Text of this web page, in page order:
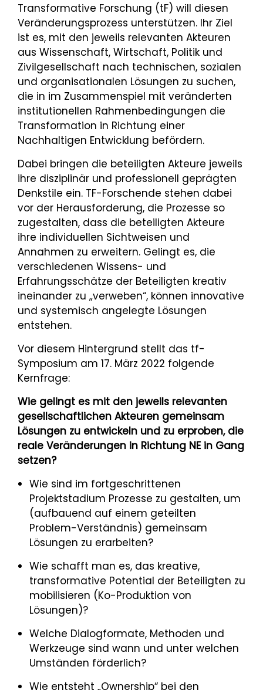
Transformative Forschung (tF) will diesen
Veränderungsprozess unterstützen. Ihr Ziel
ist es, mit den jeweils relevanten Akteuren
aus Wissenschaft, Wirtschaft, Politik und
Zivilgesellschaft nach technischen, sozialen
und organisationalen Lösungen zu suchen,
die in im Zusammenspiel mit veränderten
institutionellen Rahmenbedingungen die
Transformation in Richtung einer
Nachhaltigen Entwicklung befördern.
Dabei bringen die beteiligten Akteure jeweils
ihre disziplinär und professionell geprägten
Denkstile ein. TF-Forschende stehen dabei
vor der Herausforderung, die Prozesse so
zugestalten, dass die beteiligten Akteure
ihre individuellen Sichtweisen und
Annahmen zu erweitern. Gelingt es, die
verschiedenen Wissens- und
Erfahrungsschätze der Beteiligten kreativ
ineinander zu „verweben“, können innovative
und systemisch an­gelegte Lösungen
entstehen.
Vor diesem Hintergrund stellt das tf-
Symposium am 17. März 2022 folgende
Kernfrage:
Wie gelingt es mit den jeweils relevanten
gesellschaftlichen Akteuren gemeinsam
Lösungen zu entwickeln und zu erproben, die
reale Veränderungen in Richtung NE in Gang
setzen?
Wie sind im fortgeschrittenen
Projektstadium Prozesse zu gestalten, um
(aufbauend auf einem geteilten
Problem-Verständnis) gemeinsam
Lösungen zu erarbeiten?
Wie schafft man es, das kreative,
transformative Potential der Beteiligten zu
mobilisieren (Ko-Produktion von
Lösungen)?
Welche Dialogformate, Methoden und
Werkzeuge sind wann und unter welchen
Umständen förderlich?
Wie entsteht „Ownership“ bei den